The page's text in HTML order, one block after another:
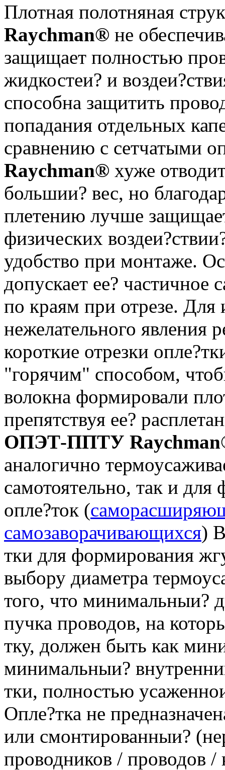
Плотная полотняная
Raychman® не
защищает полностью
жидкостеи? и
способна защитить
попадания отдельных
сравнению с сетчатыми
Raychman® хуже
большии? вес, но
плетению лучше
физических
удобство при монтаже.
допускает ее? частичное
по краям при отрезе. Для
нежелательного явления
короткие отрезки
"горячим" способом,
волокна формировали
препятствуя ее?
ОПЭТ-ППТУ
аналогично
самотоятельно, так и
опле?ток (
самозаворачивающихся)
тки для формирования
выбору диаметра
того, что минимальныи?
пучка проводов, на
тку, должен быть как
минимальныи?
тки, полностью
Опле?тка не
или смонтированныи?
проводников / проводов /